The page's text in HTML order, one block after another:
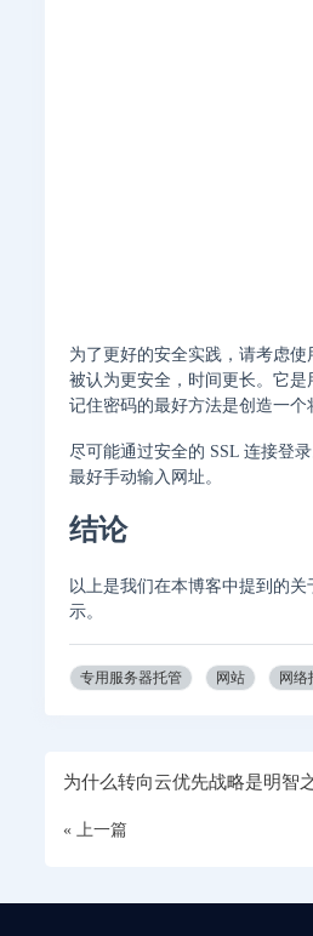
为了更好的安全实践，请考虑
被认为更安全，时间更长。它
记住密码的最好方法是创造一个
尽可能通过安全的 SSL 连接登
最好手动输入网址。
结论
以上是我们在本博客中提到的
示。
专用服务器托管 网站 网络
为什么转向云优先战略是明智
« 上一篇